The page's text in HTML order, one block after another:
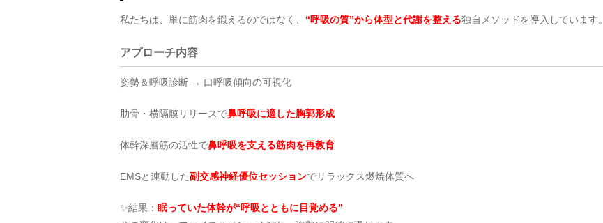
私たちは、単に筋肉を鍛えるのではなく、 “呼吸の質”から体型と代謝を整える独自メソッドを導入しています。
アプローチ内容
姿勢＆呼吸診断 → 口呼吸傾向の可視化
肋骨・横隔膜リリースで鼻呼吸に適した胸郭形成
体幹深層筋の活性で鼻呼吸を支える筋肉を再教育
EMSと連動した副交感神経優位セッションでリラックス燃焼体質へ
✨結果： 眠っていた体幹が“呼吸とともに目覚める”